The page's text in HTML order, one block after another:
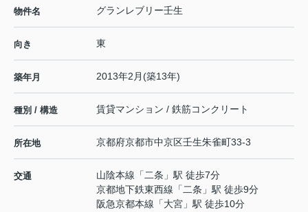
物件名 グランレブリー壬生
向き 東
築年月 2013年2月(築13年)
種別 / 構造 賃貸マンション / 鉄筋コンクリート
所在地 京都府京都市中京区壬生朱雀町33-3
交通 山陰本線 「二条 」駅 徒歩7分
京都地下鉄東西線 「二条 」駅 徒歩9分
阪急京都本線 「大宮 」駅 徒歩10分